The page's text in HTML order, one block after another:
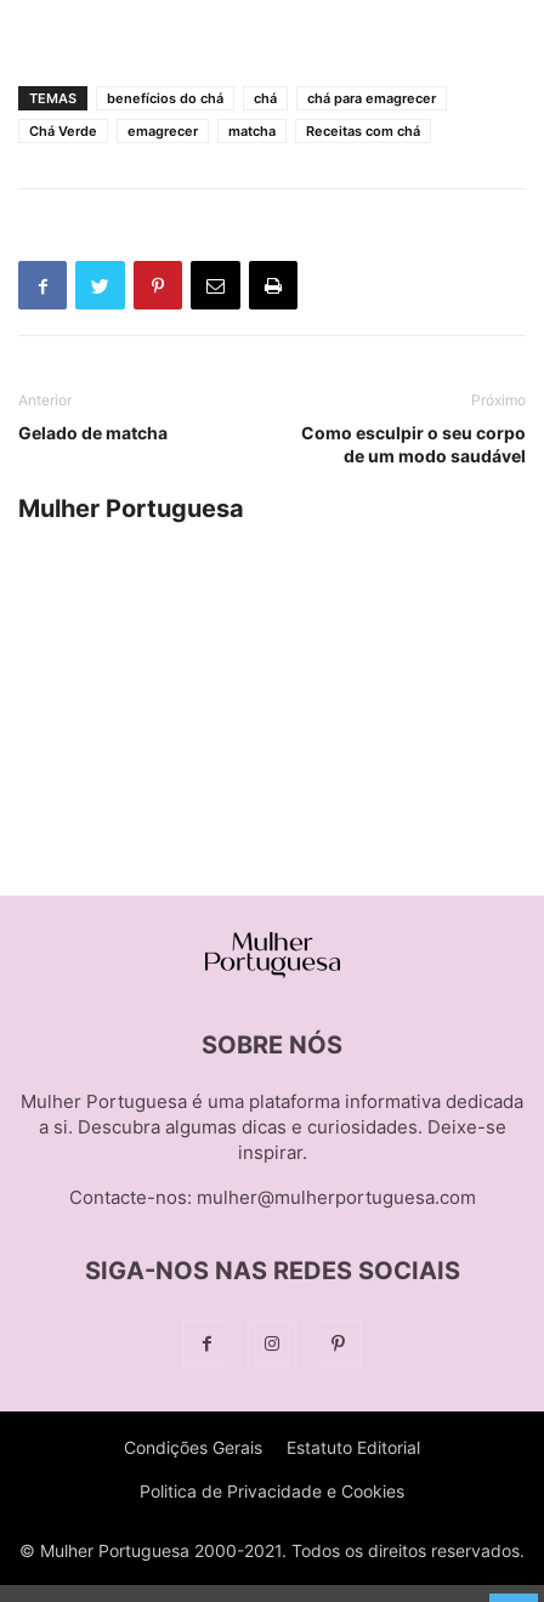
TEMAS benefícios do chá chá
chá para emagrecer
Chá Verde
emagrecer matcha Receitas com chá
Anterior
Gelado de matcha
Próximo
Como esculpir o seu corpo
de um modo saudável
Mulher Portuguesa
SOBRE NÓS
Mulher Portuguesa é uma plataforma informativa dedicada
a si. Descubra algumas dicas e curiosidades. Deixe-se
inspirar.
Contacte-nos: mulher@mulherportuguesa.com
SIGA-NOS NAS REDES SOCIAIS
Condições Gerais Estatuto Editorial
Politica de Privacidade e Cookies
© Mulher Portuguesa 2000-2021. Todos os direitos reservados.